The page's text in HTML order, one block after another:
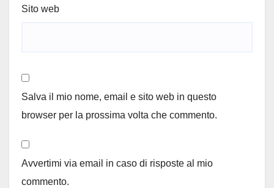
Sito web
Salva il mio nome, email e sito web in questo
browser per la prossima volta che commento.
Avvertimi via email in caso di risposte al mio
commento.